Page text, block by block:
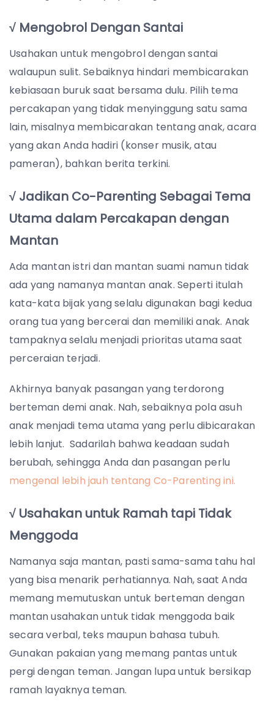
√ Mengobrol Dengan Santai
Usahakan untuk mengobrol dengan santai
walaupun sulit. Sebaiknya hindari membicarakan
kebiasaan buruk saat bersama dulu. Pilih tema
percakapan yang tidak menyinggung satu sama
lain, misalnya membicarakan tentang anak, acara
yang akan Anda hadiri (konser musik, atau
pameran), bahkan berita terkini.
√ Jadikan Co-Parenting Sebagai Tema
Utama dalam Percakapan dengan
Mantan
Ada mantan istri dan mantan suami namun tidak
ada yang namanya mantan anak. Seperti itulah
kata-kata bijak yang selalu digunakan bagi kedua
orang tua yang bercerai dan memiliki anak. Anak
tampaknya selalu menjadi prioritas utama saat
perceraian terjadi.
Akhirnya banyak pasangan yang terdorong
berteman demi anak. Nah, sebaiknya pola asuh
anak menjadi tema utama yang perlu dibicarakan
lebih lanjut. Sadarilah bahwa keadaan sudah
berubah, sehingga Anda dan pasangan perlu
mengenal lebih jauh tentang Co-Parenting ini.
√ Usahakan untuk Ramah tapi Tidak
Menggoda
Namanya saja mantan, pasti sama-sama tahu hal
yang bisa menarik perhatiannya. Nah, saat Anda
memang memutuskan untuk berteman dengan
mantan usahakan untuk tidak menggoda baik
secara verbal, teks maupun bahasa tubuh.
Gunakan pakaian yang memang pantas untuk
pergi dengan teman. Jangan lupa untuk bersikap
ramah layaknya teman.